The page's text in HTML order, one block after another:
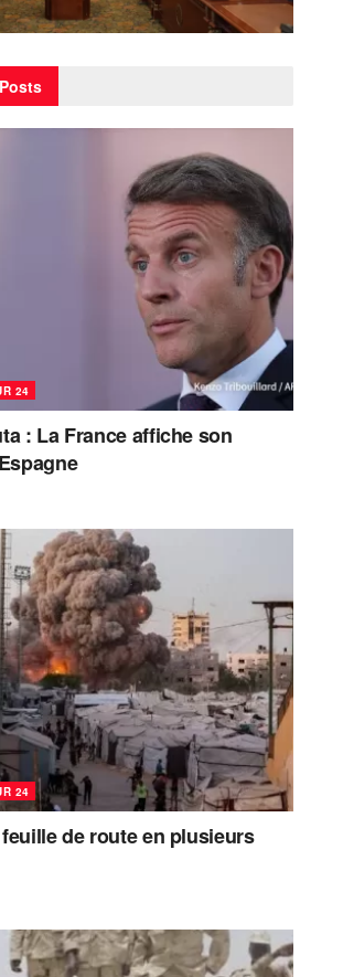
Posts
24
: La France affiche son
24
de route en plusieurs